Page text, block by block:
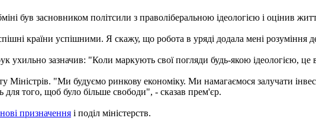
засновником політсили з праволіберальною ідеологією і оцінив
країни успішними. Я скажу, що робота в уряді додала мені розуміння
ухильно зазначив: "Коли маркують свої погляди будь-якою ідеологією, це
Міністрів. "Ми будуємо ринкову економіку. Ми намагаємося залучати
того, щоб було більше свободи", - сказав прем'єр.
призначення і поділ міністерств.